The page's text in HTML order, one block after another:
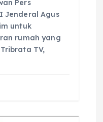
Pers
Jenderal Agus
untuk
rumah yang
TV,